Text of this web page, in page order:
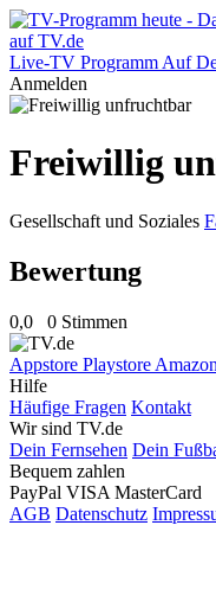
Live-TV Programm Auf
Anmelden
Freiwillig
Gesellschaft und Soziales
Bewertung
0,0 0 Stimmen
Appstore Playstore Amazon
Hilfe
Häufige Fragen Kontakt
Wir sind TV.de
Dein Fernsehen Dein
Bequem zahlen
PayPal VISA MasterCard
AGB Datenschutz